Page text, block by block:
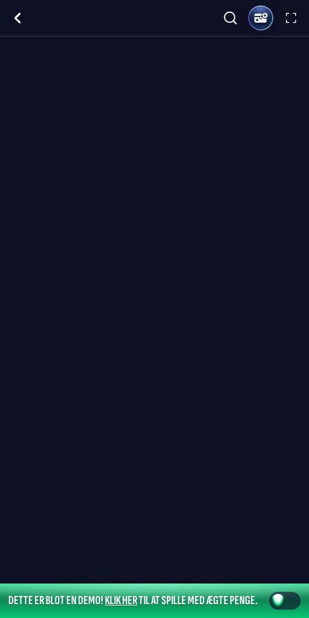
DETTE ER BLOT EN DEMO!KLIK HERTIL AT SPILLE MED ÆGTE PENGE.